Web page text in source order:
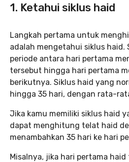
1. Ketahui siklus haid
Langkah pertama untuk
adalah mengetahui siklus haid.
periode antara hari pertama
tersebut hingga hari pertama
berikutnya. Siklus haid yang
hingga 35 hari, dengan rata-
Jika kamu memiliki siklus haid
dapat menghitung telat haid
menambahkan 35 hari ke hari
Misalnya, jika hari pertama